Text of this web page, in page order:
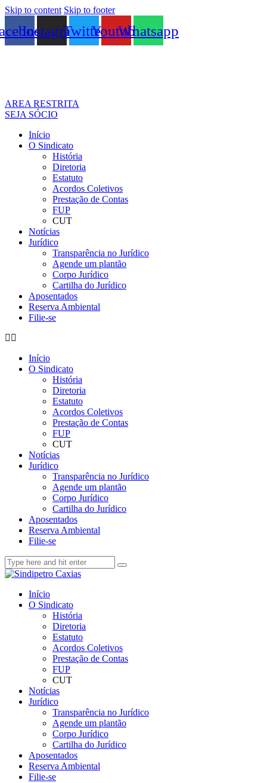
Skip to content Skip to footer
InstagramTwitterYoutubeWhatsapp
AREA RESTRITA
SEJA SÓCIO
Início
O Sindicato
História
Diretoria
Estatuto
Acordos Coletivos
Prestação de Contas
FUP
CUT
Notícias
Jurídico
Transparência no Jurídico
Agende um plantão
Corpo Jurídico
Cartilha do Jurídico
Aposentados
Reserva Ambiental
Filie-se
Início
O Sindicato
História
Diretoria
Estatuto
Acordos Coletivos
Prestação de Contas
FUP
CUT
Notícias
Jurídico
Transparência no Jurídico
Agende um plantão
Corpo Jurídico
Cartilha do Jurídico
Aposentados
Reserva Ambiental
Filie-se
Início
O Sindicato
História
Diretoria
Estatuto
Acordos Coletivos
Prestação de Contas
FUP
CUT
Notícias
Jurídico
Transparência no Jurídico
Agende um plantão
Corpo Jurídico
Cartilha do Jurídico
Aposentados
Reserva Ambiental
Filie-se